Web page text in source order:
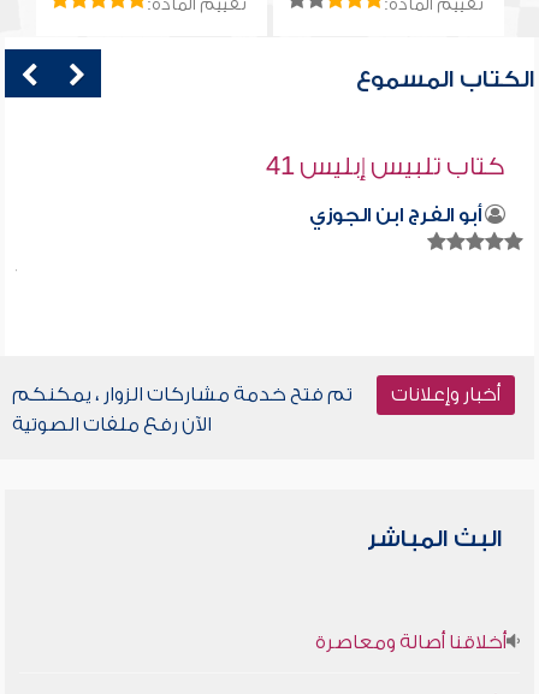
تقييم المادة: تقييم المادة:
الكتاب المسموع
كتاب تلبيس إبليس 41
أبو الفرج ابن الجوزي
أخبار وإعلانات
تم فتح خدمة مشاركات الزوار ، يمكنكم
الآن رفع ملفات الصوتية
البث المباشر
أخلاقنا أصالة ومعاصرة